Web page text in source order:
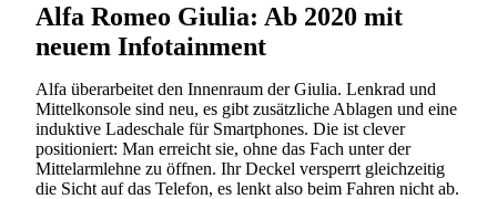
Alfa Romeo Giulia: Ab 2020 mit
neuem Infotainment
Alfa überarbeitet den Innenraum der Giulia. Lenkrad und
Mittelkonsole sind neu, es gibt zusätzliche Ablagen und eine
induktive Ladeschale für Smartphones. Die ist clever
positioniert: Man erreicht sie, ohne das Fach unter der
Mittelarmlehne zu öffnen. Ihr Deckel versperrt gleichzeitig
die Sicht auf das Telefon, es lenkt also beim Fahren nicht ab.